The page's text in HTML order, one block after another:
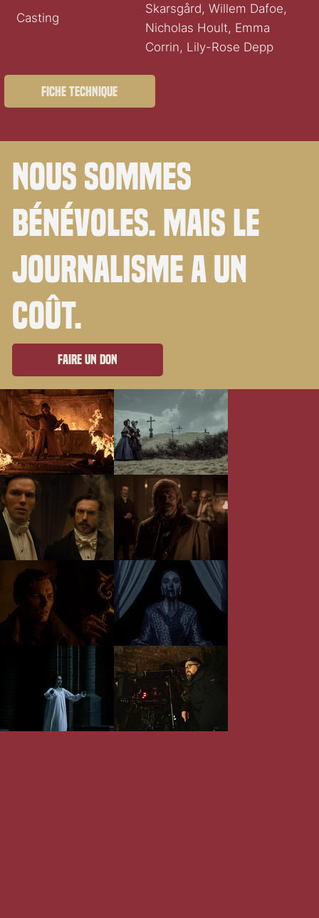
Casting
Skarsgård, Willem Dafoe,
Nicholas Hoult, Emma
Corrin, Lily-Rose Depp
Fiche technique
Nous sommes
bénévoles. Mais le
journalisme a un
coût.
Faire un don